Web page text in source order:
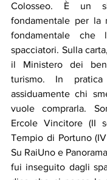
Colosseo. È un
fondamentale per la
fondamentale che
spacciatori. Sulla
il Ministero dei
turismo. In
assiduamente chi
vuole comprarla.
Ercole Vincitore (II
Tempio di Portuno
Su RaiUno e
fui inseguito dagli